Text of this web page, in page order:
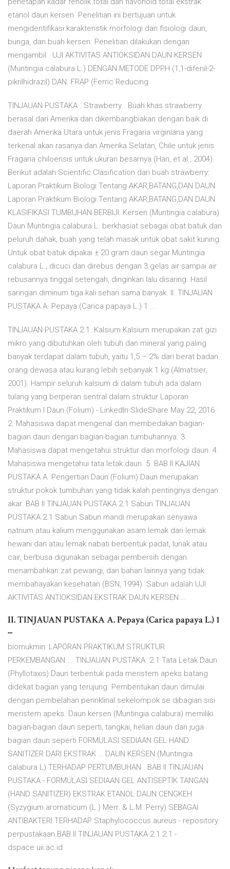
etanol daun kersen. Penelitian ini bertujuan untuk
mengidentifikasi karakteristik morfologi dan fisiologi daun,
bunga, dan buah kersen. Penelitian dilakukan dengan
mengambil UJI AKTIVITAS ANTIOKSIDAN DAUN KERSEN
(Muntingia calabura L.) DENGAN METODE DPPH (1,1-difenil-2-
pikrilhidrazil) DAN. FRAP (Ferric Reducing
TINJAUAN PUSTAKA . Strawberry . Buah khas strawberry
berasal dari Amerika dan dikembangbiakan dengan baik di
daerah Amerika Utara untuk jenis Fragaria virginiana yang
terkenal akan rasanya dan Amerika Selatan, Chile untuk jenis
Fragaria chiloensis untuk ukuran besarnya (Han, et al., 2004).
Berikut adalah Scientific Clasification dari buah strawberry:
Laporan Praktikum Biologi Tentang AKAR,BATANG,DAN DAUN
Laporan Praktikum Biologi Tentang AKAR,BATANG,DAN DAUN
KLASIFIKASI TUMBUHAN BERBIJI: Kersen (Muntingia calabura)
Daun Muntingia calabura L. berkhasiat sebagai obat batuk dan
peluruh dahak, buah yang telah masak untuk obat sakit kuning.
Untuk obat batuk dipakai ± 20 gram daun segar Muntingia
calabura L., dicuci dan direbus dengan 3 gelas air sampai air
rebusannya tinggal setengah, dinginkan lalu disaring. Hasil
saringan diminum tiga kali sehari sama banyak. II. TINJAUAN
PUSTAKA A. Pepaya (Carica papaya L.) 1 ...
TINJAUAN PUSTAKA 2.1. Kalsium Kalsium merupakan zat gizi
mikro yang dibutuhkan oleh tubuh dan mineral yang paling
banyak terdapat dalam tubuh, yaitu 1,5 – 2% dari berat badan
orang dewasa atau kurang lebih sebanyak 1 kg (Almatsier,
2001). Hampir seluruh kalsium di dalam tubuh ada dalam
tulang yang berperan sentral dalam struktur Laporan
Praktikum I Daun (Folium) - LinkedIn SlideShare May 22, 2016 ·
2. Mahasiswa dapat mengenal dan membedakan bagian-
bagian daun dengan bagian-bagian tumbuhannya. 3.
Mahasiswa dapat mengetahui struktur dan morfologi daun. 4.
Mahasiswa mengetahui tata letak daun. 5. BAB II KAJIAN
PUSTAKA A. Pengertian Daun (Folium) Daun merupakan
struktur pokok tumbuhan yang tidak kalah pentingnya dengan
akar. BAB II TINJAUAN PUSTAKA 2.1 Sabun TINJAUAN
PUSTAKA 2.1 Sabun Sabun mandi merupakan senyawa
natrium atau kalium menggunakan asam lemak dari lemak
hewani dan atau lemak nabati berbentuk padat, lunak atau
cair, berbusa digunakan sebagai pembersih dengan
menambahkan zat pewangi, dan bahan lainnya yang tidak
membahayakan kesehatan (BSN, 1994). Sabun adalah UJI
AKTIVITAS ANTIOKSIDAN EKSTRAK DAUN KERSEN …
II. TINJAUAN PUSTAKA A. Pepaya (Carica papaya L.) 1
...
biomukmin: LAPORAN PRAKTIKUM STRUKTUR
PERKEMBANGAN ... TINJAUAN PUSTAKA. 2.1 Tata Letak Daun
(Phyllotaxis) Daun terbentuk pada meristem apeks batang
didekat bagian yang terujung. Pembentukan daun dimulai
dengan pembelahan perinklinal sekelompok se dibagian sisi
meristem apeks. Daun kersen (Muntingia calabura) memiliki
bagian-bagian daun seperti, tangkai, helian daun dan juga
bagian daun seperti FORMULASI SEDIAAN GEL HAND
SANITIZER DARI EKSTRAK … DAUN KERSEN (Muntingia
calabura L) TERHADAP PERTUMBUHAN . BAB II TINJAUAN
PUSTAKA - FORMULASI SEDIAAN GEL ANTISEPTIK TANGAN
(HAND SANITIZER) EKSTRAK ETANOL DAUN CENGKEH
(Syzygium aromaticum (L.) Merr. & L.M. Perry) SEBAGAI
ANTIBAKTERI TERHADAP Staphylococcus aureus - repository
perpustakaan BAB II TINJAUAN PUSTAKA 2.1 2.1 -
dspace.uii.ac.id